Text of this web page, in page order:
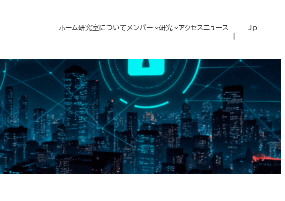
ホーム研究室について メンバー 研究 アクセスニュース Jp